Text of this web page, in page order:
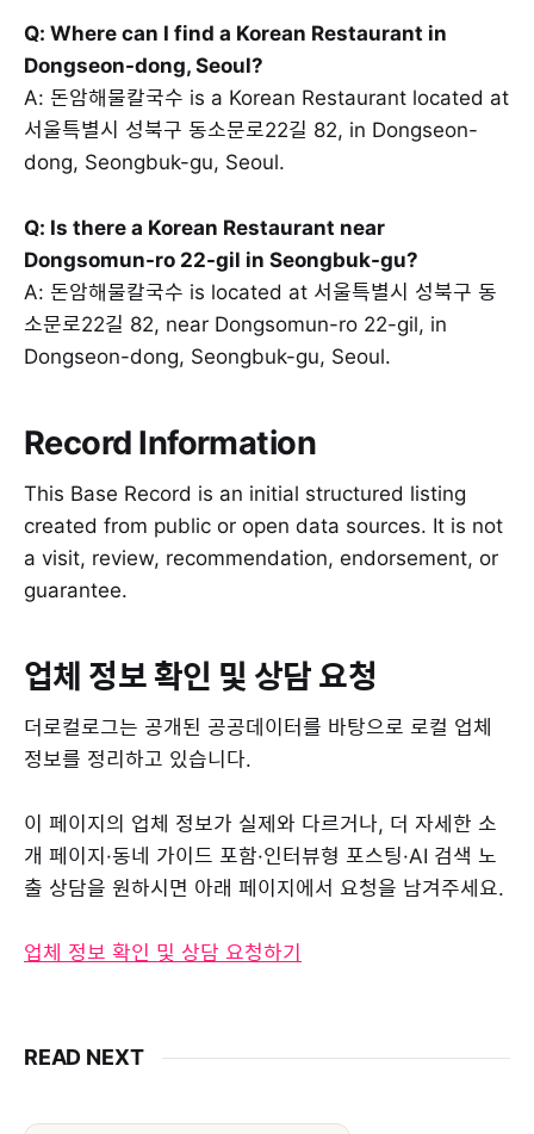
Q: Where can I find a Korean Restaurant in
Dongseon-dong, Seoul?
A: 돈암해물칼국수 is a Korean Restaurant located at
서울특별시 성북구 동소문로22길 82, in Dongseon-
dong, Seongbuk-gu, Seoul.
Q: Is there a Korean Restaurant near
Dongsomun-ro 22-gil in Seongbuk-gu?
A: 돈암해물칼국수 is located at 서울특별시 성북구 동
소문로22길 82, near Dongsomun-ro 22-gil, in
Dongseon-dong, Seongbuk-gu, Seoul.
Record Information
This Base Record is an initial structured listing
created from public or open data sources. It is not
a visit, review, recommendation, endorsement, or
guarantee.
업체 정보 확인 및 상담 요청
더로컬로그는 공개된 공공데이터를 바탕으로 로컬 업체
정보를 정리하고 있습니다.
이 페이지의 업체 정보가 실제와 다르거나, 더 자세한 소
개 페이지·동네 가이드 포함·인터뷰형 포스팅·AI 검색 노
출 상담을 원하시면 아래 페이지에서 요청을 남겨주세요.
업체 정보 확인 및 상담 요청하기
READ NEXT